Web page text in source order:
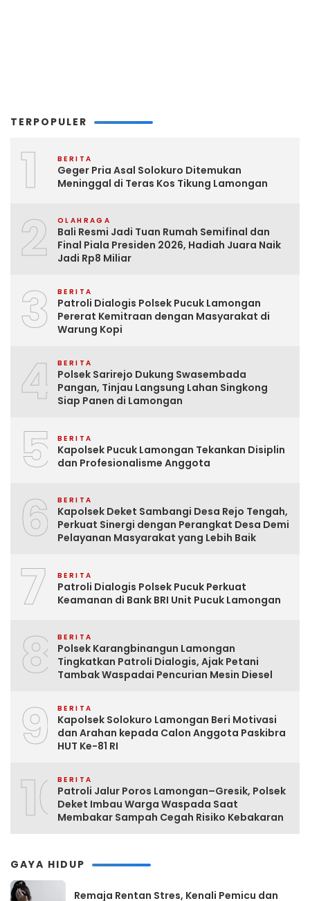
TERPOPULER
1 BERITA
Geger Pria Asal Solokuro Ditemukan
Meninggal di Teras Kos Tikung Lamongan
2 OLAHRAGA
Bali Resmi Jadi Tuan Rumah Semifinal dan
Final Piala Presiden 2026, Hadiah Juara Naik
Jadi Rp8 Miliar
3 BERITA
Patroli Dialogis Polsek Pucuk Lamongan
Pererat Kemitraan dengan Masyarakat di
Warung Kopi
4 BERITA
Polsek Sarirejo Dukung Swasembada
Pangan, Tinjau Langsung Lahan Singkong
Siap Panen di Lamongan
5 BERITA
Kapolsek Pucuk Lamongan Tekankan Disiplin
dan Profesionalisme Anggota
6 BERITA
Kapolsek Deket Sambangi Desa Rejo Tengah,
Perkuat Sinergi dengan Perangkat Desa Demi
Pelayanan Masyarakat yang Lebih Baik
7 BERITA
Patroli Dialogis Polsek Pucuk Perkuat
Keamanan di Bank BRI Unit Pucuk Lamongan
8 BERITA
Polsek Karangbinangun Lamongan
Tingkatkan Patroli Dialogis, Ajak Petani
Tambak Waspadai Pencurian Mesin Diesel
9 BERITA
Kapolsek Solokuro Lamongan Beri Motivasi
dan Arahan kepada Calon Anggota Paskibra
HUT Ke-81 RI
10BERITA
Patroli Jalur Poros Lamongan–Gresik, Polsek
Deket Imbau Warga Waspada Saat
Membakar Sampah Cegah Risiko Kebakaran
GAYA HIDUP
Remaja Rentan Stres, Kenali Pemicu dan